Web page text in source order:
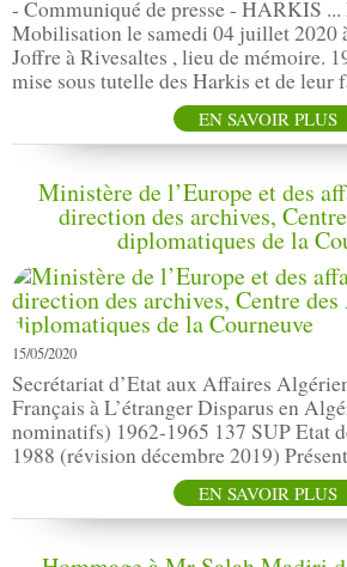
- Communiqué de presse - HARKIS
Mobilisation le samedi 04 juillet 2020
Joffre à Rivesaltes , lieu de mémoire.
mise sous tutelle des Harkis et de leur
EN SAVOIR PLUS
Ministère de l’Europe et des
direction des archives,
diplomatiques de la
15/05/2020
Secrétariat d’Etat aux Affaires
Français à L’étranger Disparus en
nominatifs) 1962-1965 137 SUP Etat
1988 (révision décembre 2019)
EN SAVOIR PLUS